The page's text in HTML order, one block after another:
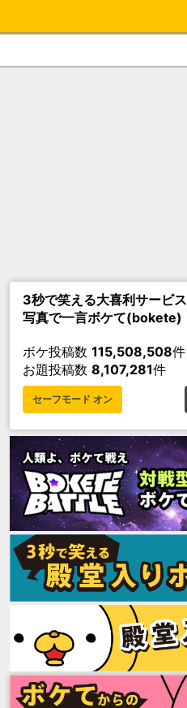
3秒で笑える大喜利サービス
写真で一言ボケて(bokete)
ボケ投稿数 115,508,508件
お題投稿数 8,107,281件
セーフモード オン